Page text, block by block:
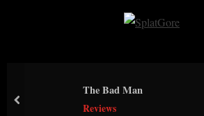
The Bad Man
Reviews
prev